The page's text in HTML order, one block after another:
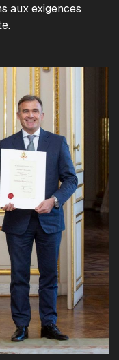
aux exigences